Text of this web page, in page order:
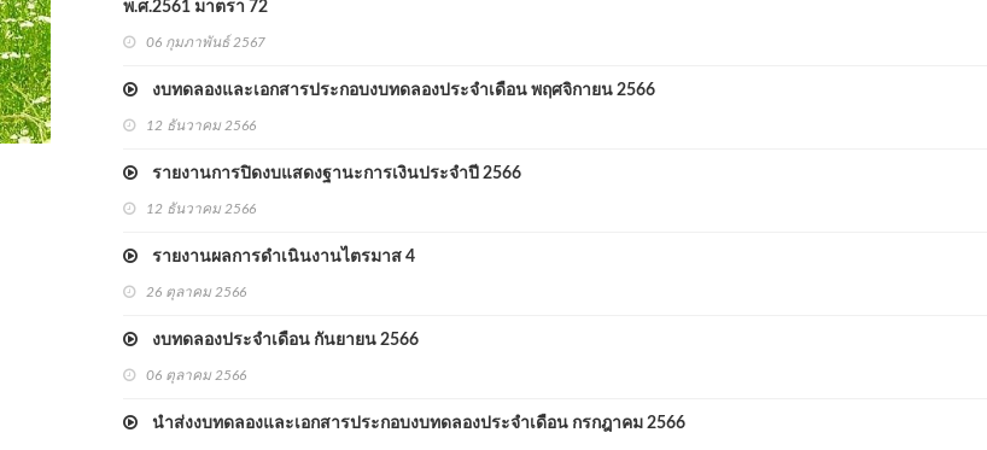
พ.ศ.2561 มาตรา 72
06 กุมภาพันธ์ 2567
งบทดลองและเอกสารประกอบงบทดลองประจำเดือน พฤศจิกายน 2566
12 ธันวาคม 2566
รายงานการปิดงบแสดงฐานะการเงินประจำปี 2566
12 ธันวาคม 2566
รายงานผลการดำเนินงานไตรมาส 4
26 ตุลาคม 2566
งบทดลองประจำเดือน กันยายน 2566
06 ตุลาคม 2566
นำส่งงบทดลองและเอกสารประกอบงบทดลองประจำเดือน กรกฎาคม 2566